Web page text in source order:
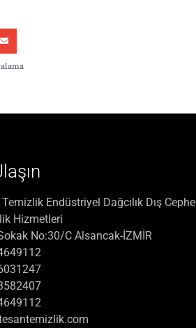
Endüstriyel Dağcılık Dış Cephe
Hizmetleri
No:30/C Alsancak-İZMİR